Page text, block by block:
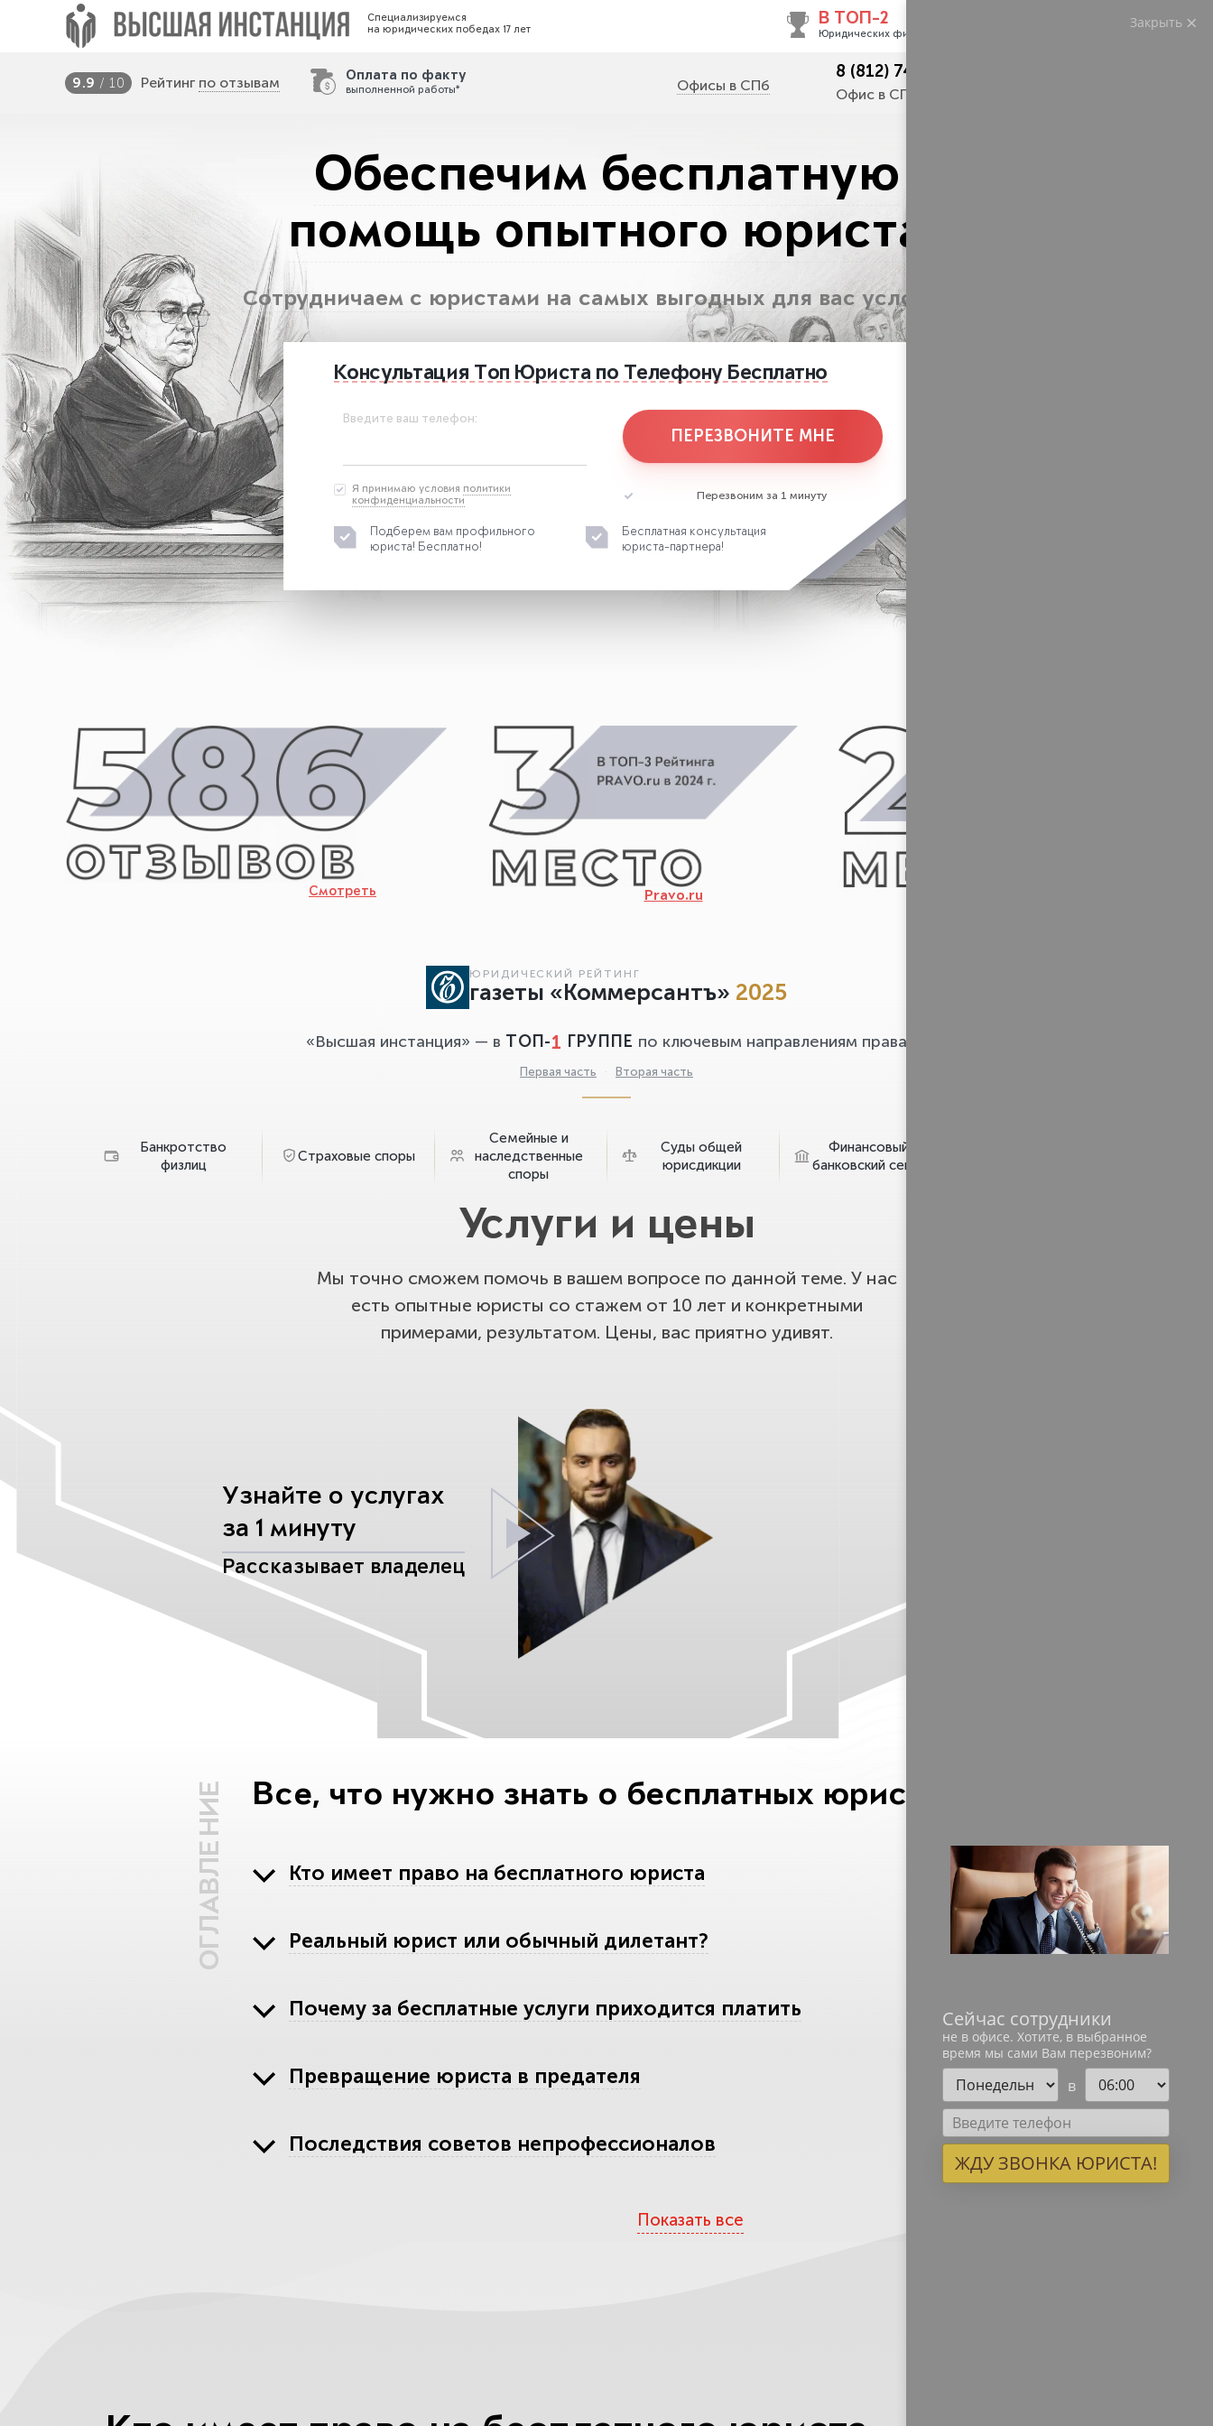
Специализируемся
на юридических победах 17 лет
Контакты
В ТОП-2
Юридических фирм РФ
9.9 / 10 Рейтинг по отзывам Оплата по факту
выполненной работы* Офисы в СПб
8 (812) 748-23-62
Офис в СПб
Обеспечим бесплатную
помощь опытного юриста
Сотрудничаем с юристами на самых выгодных для вас условиях!
Консультация Топ Юриста по Телефону Бесплатно
Введите ваш телефон:
ПЕРЕЗВОНИТЕ МНЕ
Я принимаю условия политики
конфиденциальности
Перезвоним за 1 минуту
Подберем вам профильного
юриста! Бесплатно!
Бесплатная консультация
юриста-партнера!
Смотреть Pravo.ru
ЮРИДИЧЕСКИЙ РЕЙТИНГ
газеты «Коммерсантъ» 2025
«Высшая инстанция» — в ТОП-1 ГРУППЕ по ключевым направлениям права
Первая часть · Вторая часть
Банкротство
физлиц
Страховые споры
Семейные и
наследственные
споры
Суды общей
юрисдикции
Финансовый и
банковский сектор
Услуги и цены
Мы точно сможем помочь в вашем вопросе по данной теме. У нас
есть опытные юристы со стажем от 10 лет и конкретными
примерами, результатом. Цены, вас приятно удивят.
Узнайте о услугах
за 1 минуту
Рассказывает владелец
ОГЛАВЛЕНИЕ Все, что нужно знать о бесплатных юристах
Кто имеет право на бесплатного юриста
Реальный юрист или обычный дилетант?
Почему за бесплатные услуги приходится платить
Превращение юриста в предателя
Последствия советов непрофессионалов
Какие юристы вас обокрадут
Показать все
Закрыть
Сейчас сотрудники
не в офисе. Хотите, в выбранное
время мы сами Вам перезвоним?
в
ЖДУ ЗВОНКА ЮРИСТА!